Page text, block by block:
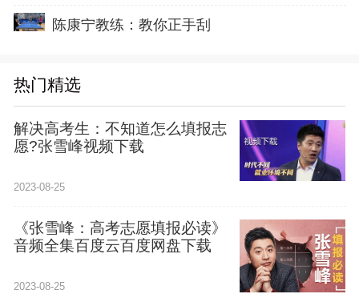
陈康宁教练：教你正手刮
热门精选
解决高考生：不知道怎么填报志
愿?张雪峰视频下载
2023-08-25
《张雪峰：高考志愿填报必读》
音频全集百度云百度网盘下载
2023-08-25